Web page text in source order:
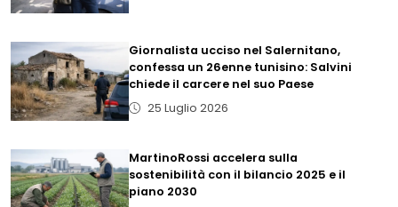
Giornalista ucciso nel Salernitano,
confessa un 26enne tunisino: Salvini
chiede il carcere nel suo Paese
25 Luglio 2026
MartinoRossi accelera sulla
sostenibilità con il bilancio 2025 e il
piano 2030